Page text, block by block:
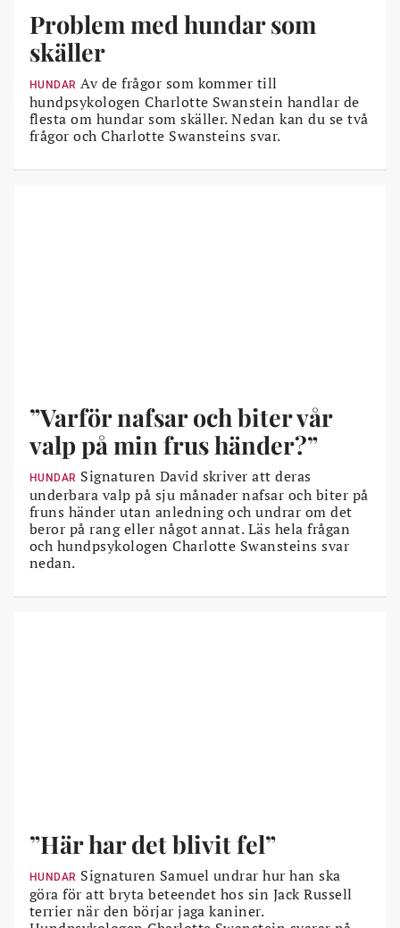
Problem med hundar som
skäller
HUNDAR Av de frågor som kommer till
hundpsykologen Charlotte Swanstein handlar de
flesta om hundar som skäller. Nedan kan du se två
frågor och Charlotte Swansteins svar.
”Varför nafsar och biter vår
valp på min frus händer?”
HUNDAR Signaturen David skriver att deras
underbara valp på sju månader nafsar och biter på
fruns händer utan anledning och undrar om det
beror på rang eller något annat. Läs hela frågan
och hundpsykologen Charlotte Swansteins svar
nedan.
”Här har det blivit fel”
HUNDAR Signaturen Samuel undrar hur han ska
göra för att bryta beteendet hos sin Jack Russell
terrier när den börjar jaga kaniner.